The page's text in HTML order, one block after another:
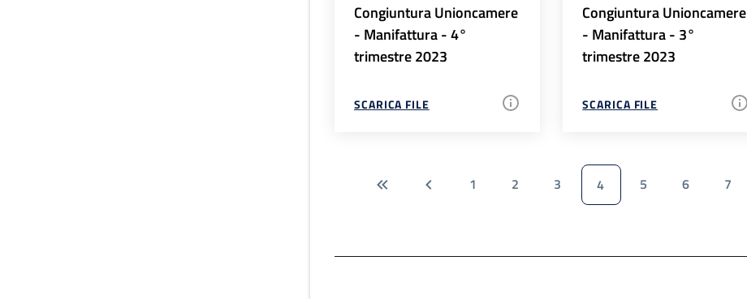
Congiuntura Unioncamere
- Manifattura - 4°
trimestre 2023
SCARICA FILE
Congiuntura Unioncamere
- Manifattura - 3°
trimestre 2023
SCARICA FILE
1 2 3 4 5 6 7